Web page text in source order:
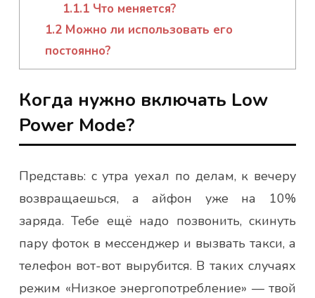
1.1.1 Что меняется?
1.2Можно ли использовать его
постоянно?
Когда нужно включать Low
Power Mode?
Представь: с утра уехал по делам, к вечеру
возвращаешься, а айфон уже на 10%
заряда. Тебе ещё надо позвонить, скинуть
пару фоток в мессенджер и вызвать такси, а
телефон вот-вот вырубится. В таких случаях
режим «Низкое энергопотребление» — твой